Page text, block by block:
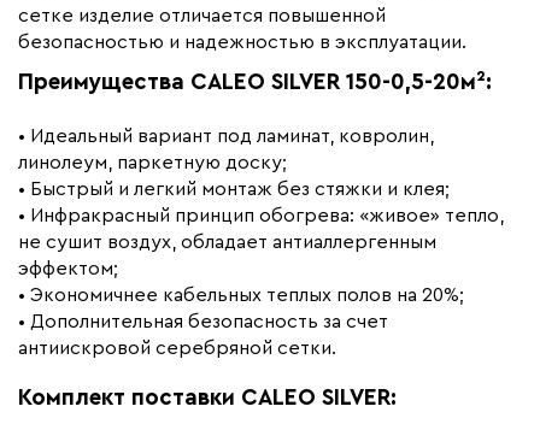
сетке изделие отличается повышенной
безопасностью и надежностью в эксплуатации.
Преимущества CALEO SILVER 150-0,5-20м²:
• Идеальный вариант под ламинат, ковролин,
линолеум, паркетную доску;
• Быстрый и легкий монтаж без стяжки и клея;
• Инфракрасный принцип обогрева: «живое» тепло,
не сушит воздух, обладает антиаллергенным
эффектом;
• Экономичнее кабельных теплых полов на 20%;
• Дополнительная безопасность за счет
антиискровой серебряной сетки.
Комплект поставки CALEO SILVER: